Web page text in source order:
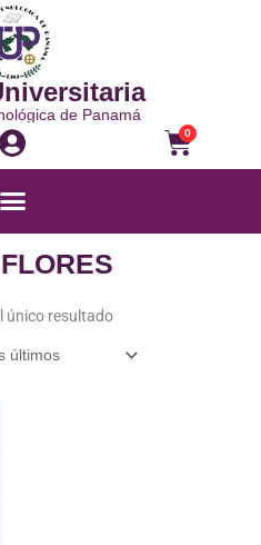
de Panamá
0
Carrito
Menú
único resultado